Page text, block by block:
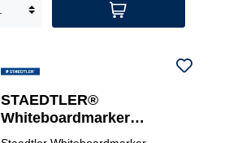
STAEDTLER®
Whiteboardmarker
Lumocolor® 301 6 St./Pack.